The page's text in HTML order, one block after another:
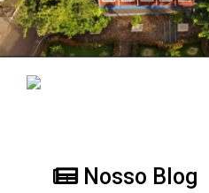
Nosso Blog